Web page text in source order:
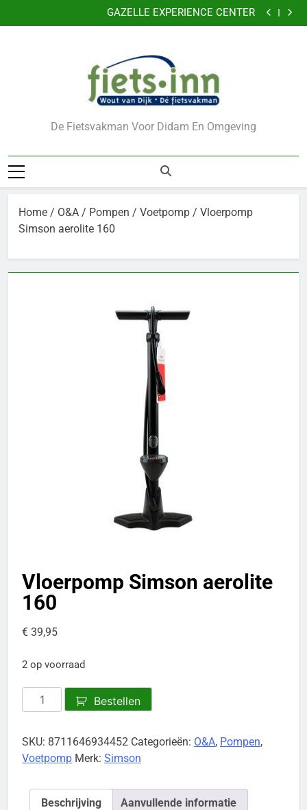
naar
VERKLEIN DE KANS OP DIEFSTAL VAN UW FIETS
CADEAUBONNEN
VERKLEIN DE KANS OP DIEFSTAL VAN UW FIETS
CADEAUBONNEN
De Fietsvakman Voor Didam En Omgeving
Home / O&A / Pompen / Voetpomp / Vloerpomp
Simson aerolite 160
Vloerpomp Simson aerolite
160
€ 39,95
2 op voorraad
Vloerpomp
Simson
160
aantal
Bestellen
SKU: 8711646934452 Categorieën: O&A, Pompen,
Voetpomp Merk: Simson
Beschrijving Aanvullende informatie